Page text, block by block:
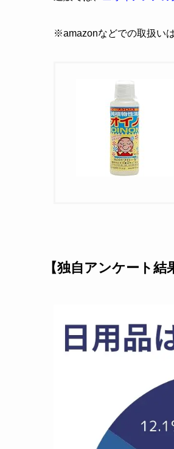
※amazonなどでの取扱い
【独自アンケート